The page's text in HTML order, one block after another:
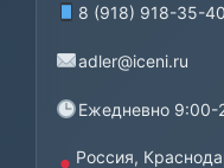
8 (918) 918-35-40
adler@iceni.ru
Ежедневно 9:00-
Россия,